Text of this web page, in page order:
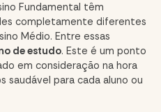
Fundamental têm
completamente diferentes
Médio. Entre essas
de estudo. Este é um ponto
em consideração na hora
saudável para cada aluno ou